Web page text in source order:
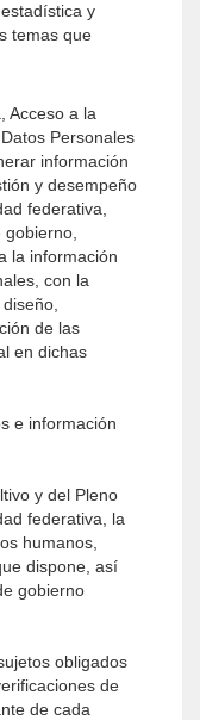
y
temas que
Acceso a la
Personales
información
y desempeño
federativa,
la información
con la
de las
en dichas
e información
y del Pleno
federativa, la
humanos,
dispone, así
gobierno
obligados
de
de cada